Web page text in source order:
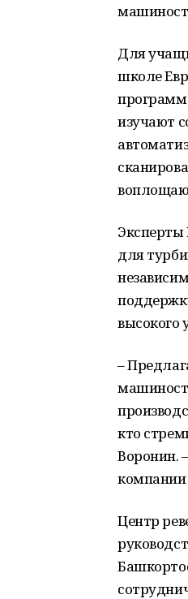
Для
школе
изучают
Эксперты
для
высокого
–
кто
Воронин.
компании
Центр